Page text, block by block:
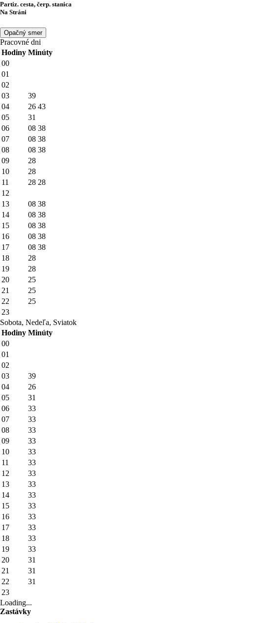
Partiz. cesta, čerp. stanica
Na Stráni
Opačný smer
Pracovné dni
Hodiny Minúty
00
01
02
03
39
04
26 43
05
31
06
08 38
07
08 38
08
08 38
09
28
10
28
11
28 28
12
13
08 38
14
08 38
15
08 38
16
08 38
17
08 38
18
28
19
28
20
25
21
25
22
25
23
Sobota, Nedeľa, Sviatok
Hodiny Minúty
00
01
02
03
39
04
26
05
31
06
33
07
33
08
33
09
33
10
33
11
33
12
33
13
33
14
33
15
33
16
33
17
33
18
33
19
33
20
31
21
31
22
31
23
Loading...
Zastávky